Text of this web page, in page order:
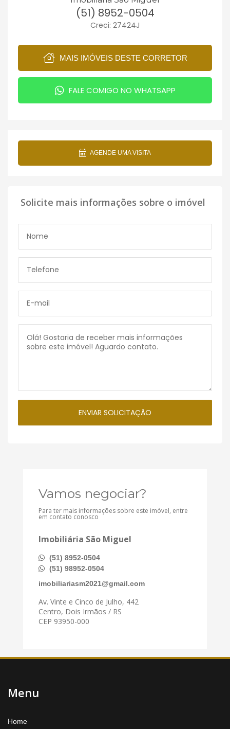
(51) 8952-0504
Creci: 27424J
MAIS IMÓVEIS DESTE CORRETOR
FALE COMIGO NO WHATSAPP
AGENDE UMA VISITA
Solicite mais informações sobre o imóvel
Vamos negociar?
Para ter mais informações sobre este imóvel, entre
em contato conosco
Imobiliária São Miguel
(51) 8952-0504
(51) 98952-0504
imobiliariasm2021@gmail.com
Av. Vinte e Cinco de Julho, 442
Centro, Dois Irmãos / RS
CEP 93950-000
Menu
Home